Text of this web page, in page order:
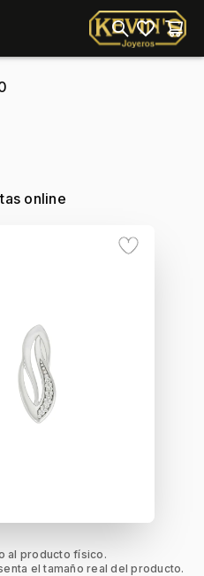
online
al producto físico.
el tamaño real del producto.